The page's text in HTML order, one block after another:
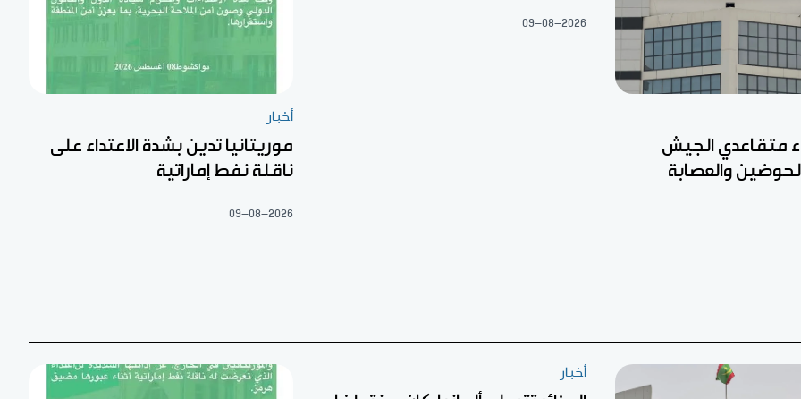
متقاعدي الجيش
والعصابة
09-08-2026
أخبار
موريتانيا تدين بشدة الاعتداء على
ناقلة نفط إماراتية
09-08-2026
أخبار